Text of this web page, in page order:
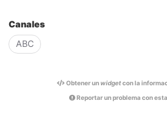
Canales
ABC
Obtener unwidgetcon la
Reportar un problema con